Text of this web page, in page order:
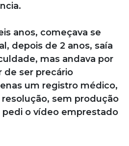
anos, começava se
depois de 2 anos, saía
mas andava por
de ser precário
um registro médico,
sem produção
o vídeo emprestado